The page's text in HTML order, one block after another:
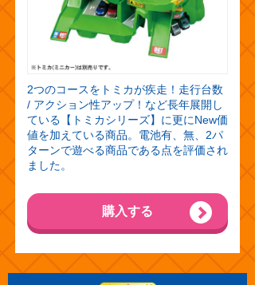
2つのコースをトミカが疾走！走行台数
/ アクション性アップ！など長年展開し
ている【トミカシリーズ】に更にNew価
値を加えている商品。電池有、無、2パ
ターンで遊べる商品である点を評価され
ました。
購入する